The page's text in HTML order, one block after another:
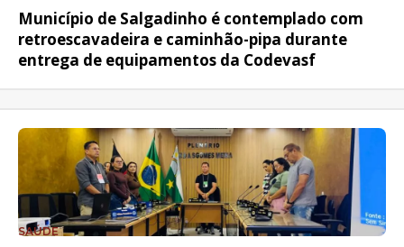
Município de Salgadinho é contemplado com
retroescavadeira e caminhão-pipa durante
entrega de equipamentos da Codevasf
SAÚDE